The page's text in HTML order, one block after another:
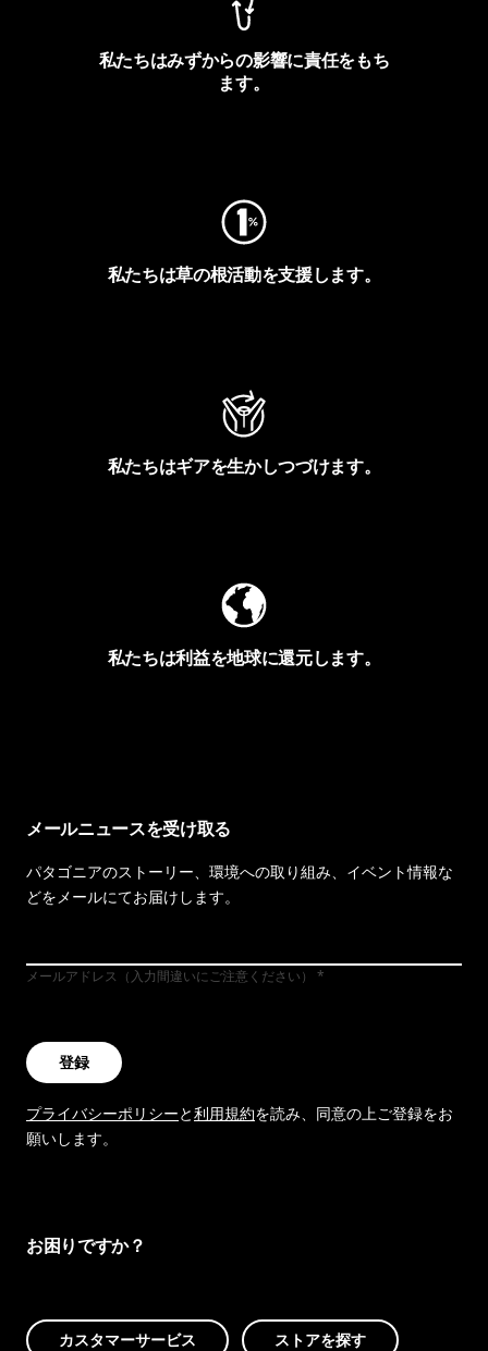
私たちはみずからの影響に責任をもち
ます。
私たちは草の根活動を支援します。
私たちはギアを生かしつづけます。
私たちは利益を地球に還元します。
メールニュースを受け取る
パタゴニアのストーリー、環境への取り組み、イベント情報な
どをメールにてお届けします。
メールアドレス（入力間違いにご注意ください）
登録
プライバシーポリシーと利用規約を読み、同意の上ご登録をお
願いします。
お困りですか？
カスタマーサービス ストアを探す